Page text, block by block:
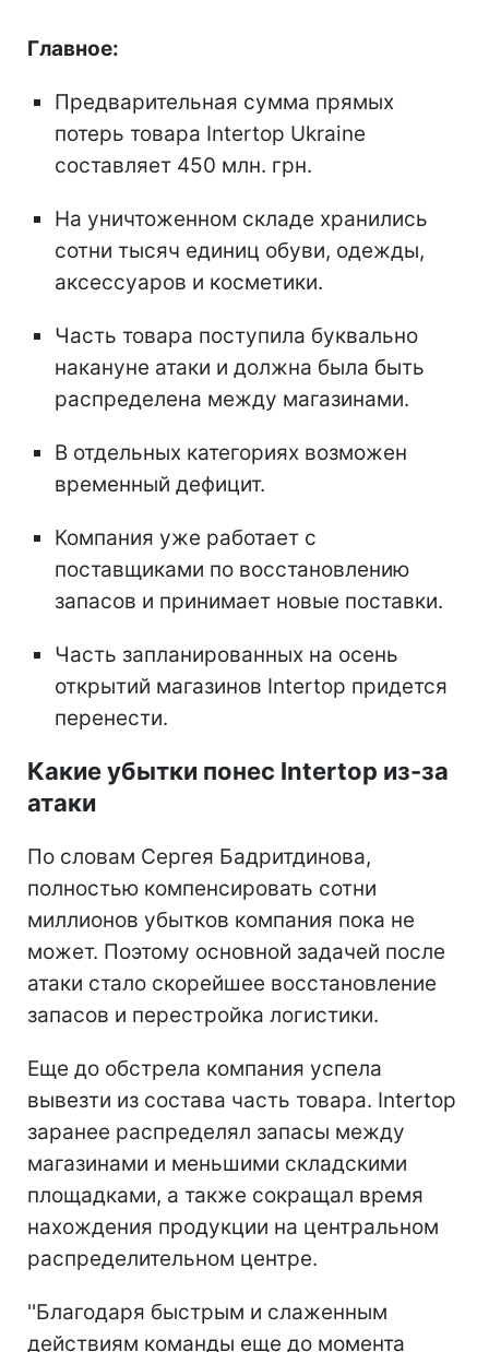
Главное:
Предварительная сумма прямых
потерь товара Intertop Ukraine
составляет 450 млн. грн.
На уничтоженном складе хранились
сотни тысяч единиц обуви, одежды,
аксессуаров и косметики.
Часть товара поступила буквально
накануне атаки и должна была быть
распределена между магазинами.
В отдельных категориях возможен
временный дефицит.
Компания уже работает с
поставщиками по восстановлению
запасов и принимает новые поставки.
Часть запланированных на осень
открытий магазинов Intertop придется
перенести.
Какие убытки понес Intertop из-за
атаки
По словам Сергея Бадритдинова,
полностью компенсировать сотни
миллионов убытков компания пока не
может. Поэтому основной задачей после
атаки стало скорейшее восстановление
запасов и перестройка логистики.
Еще до обстрела компания успела
вывезти из состава часть товара. Intertop
заранее распределял запасы между
магазинами и меньшими складскими
площадками, а также сокращал время
нахождения продукции на центральном
распределительном центре.
''Благодаря быстрым и слаженным
действиям команды еще до момента